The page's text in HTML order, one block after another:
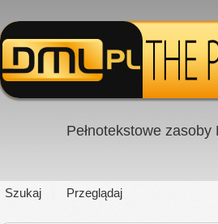
Pełnotekstowe
Szukaj Przeglądaj